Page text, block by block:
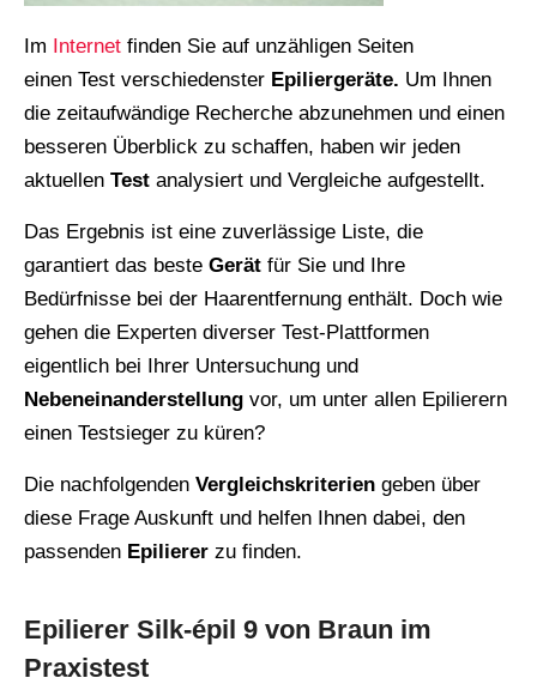
Im Internet finden Sie auf unzähligen Seiten
einen Test verschiedenster Epiliergeräte. Um Ihnen
die zeitaufwändige Recherche abzunehmen und einen
besseren Überblick zu schaffen, haben wir jeden
aktuellen Test analysiert und Vergleiche aufgestellt.
Das Ergebnis ist eine zuverlässige Liste, die
garantiert das beste Gerät für Sie und Ihre
Bedürfnisse bei der Haarentfernung enthält. Doch wie
gehen die Experten diverser Test-Plattformen
eigentlich bei Ihrer Untersuchung und
Nebeneinanderstellung vor, um unter allen Epilierern
einen Testsieger zu küren?
Die nachfolgenden Vergleichskriterien geben über
diese Frage Auskunft und helfen Ihnen dabei, den
passenden Epilierer zu finden.
Epilierer Silk-épil 9 von Braun im
Praxistest